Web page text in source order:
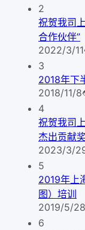
2
祝贺我司
合作伙伴”
2022/3/11
3
2018年下
2018/11/8
4
祝贺我司
杰出贡献
2023/3/
5
2019年上
图）培训
2019/5/28
6